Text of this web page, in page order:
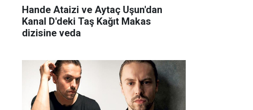
Hande Ataizi ve Aytaç Uşun'dan
Kanal D'deki Taş Kağıt Makas
dizisine veda